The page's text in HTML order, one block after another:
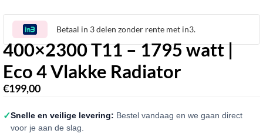
Betaal in 3 delen zonder rente met in3.
400×2300 T11 – 1795 watt |
Eco 4 Vlakke Radiator
€199,00
✓Snelle en veilige levering: Bestel vandaag en we gaan direct
voor je aan de slag.